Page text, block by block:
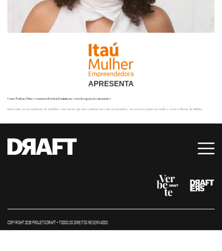
APRESENTA
Como Barbara Brier se tornou referência feminina no setor da reparação automotiva
Deslocada em seu ambiente de trabalho, com tarefas que não combinavam com seu propósito, ela resolveu seguir seu sonho e criou a Oficina da Mulher.
COPYRIGHT 2026 PROJETO DRAFT – TODOS OS DIREITOS RESERVADOS